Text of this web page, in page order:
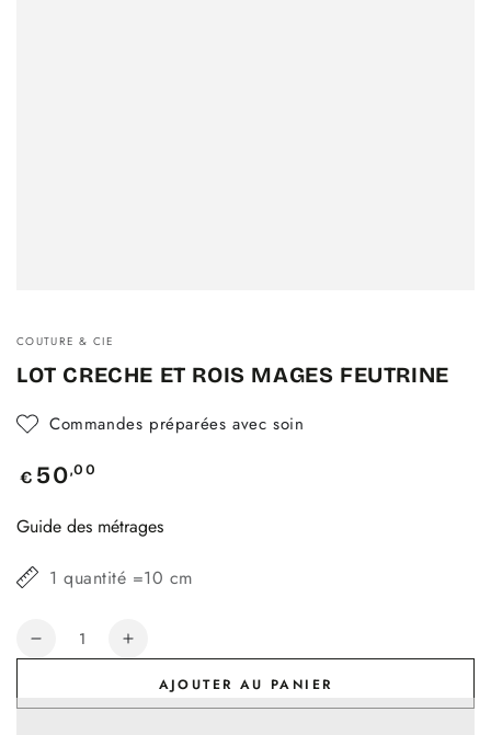
COUTURE & CIE
LOT CRECHE ET ROIS MAGES FEUTRINE
Commandes préparées avec soin
Prix
€ 50,00
Guide des métrages
1 quantité =10 cm
Quantité
Réduire
Augmenter
quantité
AJOUTER AU PANIER